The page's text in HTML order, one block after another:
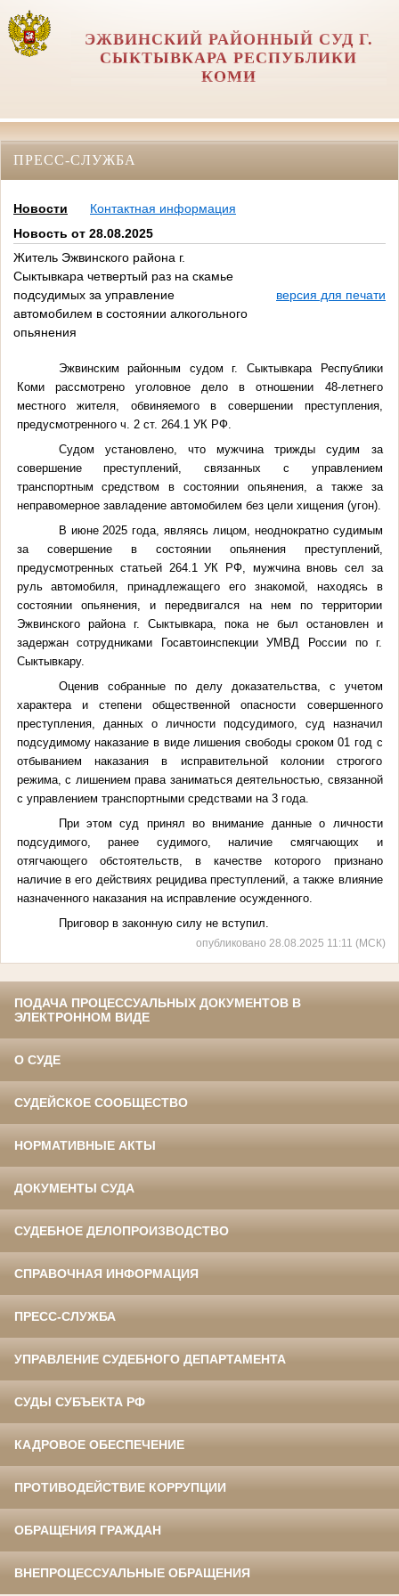
ЭЖВИНСКИЙ РАЙОННЫЙ СУД Г.
СЫКТЫВКАРА РЕСПУБЛИКИ
КОМИ
ПРЕСС-СЛУЖБА
Новости
Контактная информация
Новость от 28.08.2025
Житель Эжвинского района г.
Сыктывкара четвертый раз на скамье
подсудимых за управление
автомобилем в состоянии алкогольного
опьянения
версия для печати
Эжвинским районным судом г. Сыктывкара Республики
Коми рассмотрено уголовное дело в отношении 48-летнего
местного жителя, обвиняемого в совершении преступления,
предусмотренного ч. 2 ст. 264.1 УК РФ.
Судом установлено, что мужчина трижды судим за
совершение преступлений, связанных с управлением
транспортным средством в состоянии опьянения, а также за
неправомерное завладение автомобилем без цели хищения (угон).
В июне 2025 года,являясь лицом, неоднократно судимым
за совершение в состоянии опьянения преступлений,
предусмотренных статьей 264.1 УК РФ, мужчина вновь сел за
руль автомобиля, принадлежащего его знакомой, находясь в
состоянии опьянения, и передвигался на нем по территории
Эжвинского района г. Сыктывкара, пока не был остановлен и
задержан сотрудниками Госавтоинспекции УМВД России по г.
Сыктывкару.
Оценив собранные по делу доказательства, с учетом
характера и степени общественной опасности совершенного
преступления, данных о личности подсудимого, суд назначил
подсудимомунаказание в виде лишения свободы сроком 01 год с
отбыванием наказания в исправительной колонии строгого
режима, с лишением права заниматься деятельностью, связанной
с управлением транспортными средствами на 3 года.
При этом суд принял во внимание данные о личности
подсудимого, ранее судимого, наличие смягчающих и
отягчающего обстоятельств, в качестве которого признано
наличие в его действиях рецидива преступлений, а также влияние
назначенного наказания на исправление осужденного.
Приговор в законную силу не вступил.
опубликовано 28.08.2025 11:11 (МСК)
ПОДАЧА ПРОЦЕССУАЛЬНЫХ ДОКУМЕНТОВ В
ЭЛЕКТРОННОМ ВИДЕ
О СУДЕ
СУДЕЙСКОЕ СООБЩЕСТВО
НОРМАТИВНЫЕ АКТЫ
ДОКУМЕНТЫ СУДА
СУДЕБНОЕ ДЕЛОПРОИЗВОДСТВО
СПРАВОЧНАЯ ИНФОРМАЦИЯ
ПРЕСС-СЛУЖБА
УПРАВЛЕНИЕ СУДЕБНОГО ДЕПАРТАМЕНТА
СУДЫ СУБЪЕКТА РФ
КАДРОВОЕ ОБЕСПЕЧЕНИЕ
ПРОТИВОДЕЙСТВИЕ КОРРУПЦИИ
ОБРАЩЕНИЯ ГРАЖДАН
ВНЕПРОЦЕССУАЛЬНЫЕ ОБРАЩЕНИЯ